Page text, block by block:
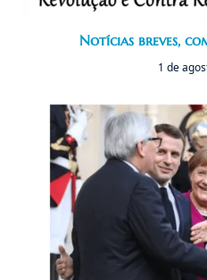
Notícias breves,
1 de